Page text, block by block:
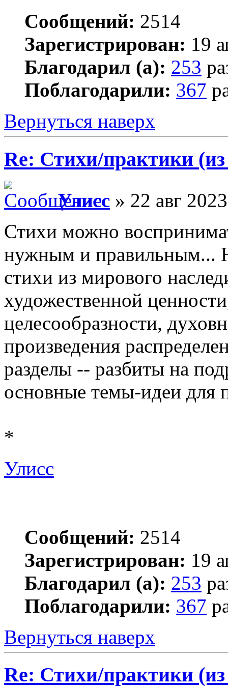
Сообщений: 2514
Зарегистрирован: 19
Благодарил (а): 253
Поблагодарили: 367
Вернуться наверх
Re: Стихи/практики
Улисс » 22 авг
Стихи можно
нужным и правильным...
стихи из мирового
художественной
целесообразности,
произведения
разделы -- разбиты на
основные темы-идеи для
*
Улисс
Сообщений: 2514
Зарегистрирован: 19
Благодарил (а): 253
Поблагодарили: 367
Вернуться наверх
Re: Стихи/практики